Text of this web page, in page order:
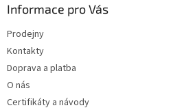
Informace pro Vás
Prodejny
Kontakty
Doprava a platba
O nás
Certifikáty a návody